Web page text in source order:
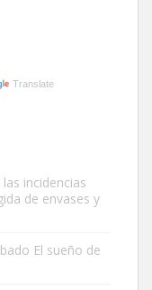
menos de un mes,
Translate
incidencias
de envases y
El sueño de